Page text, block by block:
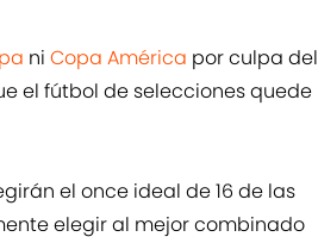
ni Copa América por culpa del
el fútbol de selecciones quede
el once ideal de 16 de las
elegir al mejor combinado